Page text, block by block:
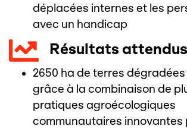
déplacées internes et les
avec un handicap
Résultats attendus
2650 ha de terres
grâce à la combinaison de
pratiques agroécologiques
communautaires